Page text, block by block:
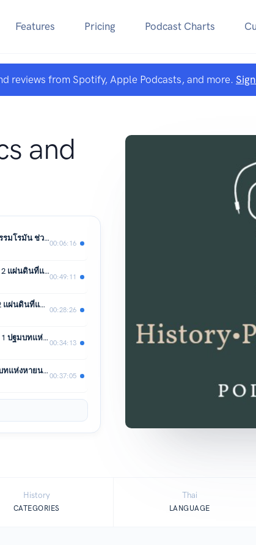
Features Pricing Podcast Charts
reviews from Spotify, Apple Podcasts, and more.
and
Traces of Roman civilization : แกะรอยอารยธรรมโรมัน ช่วงที่ 1 ราชอาณาจักร
00:06:16
Chinese civil war : สงครามกลางเมืองจีน บทที่ 2 แผ่นดินที่แตกเป็นเสี่ยง ตอนที่ 2 จบ
00:49:11
Chinese civil war สงครามกลางเมืองจีน บทที่ 2 แผ่นดินที่แตกเป็นเสี่ยง ตอนที่ 1
00:28:26
Chinese civil war : สงครามกลางเมืองจีน บทที่ 1 ปฐมบทแห่งหายนะ ตอนที่ 2 จบ
00:34:13
Chinese civil war : สงครามกลางเมืองจีน ปฐมบทแห่งหายนะ ตอนที่ 1
00:37:05
History
CATEGORIES
Thai
LANGUAGE